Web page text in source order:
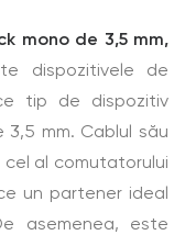
mono de 3,5 mm,
dispozitivele de
tip de dispozitiv
mm. Cablul său
al comutatorului
un partener ideal
asemenea, este